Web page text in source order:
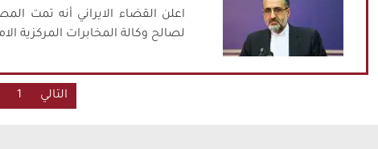
اعلن القضاء الايراني أنه تمت
لصالح وكالة المخابرات المركزية
1 التالي